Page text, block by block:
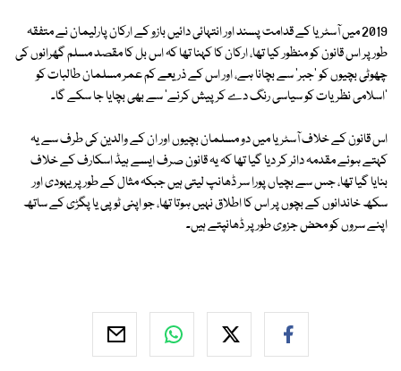
2019 میں آسٹریا کے قدامت پسند اور انتہائی دائیں بازو کے ارکان پارلیمان نے متفقہ
طور پر اس قانون کو منظور کیا تھا، ارکان کا کہنا تھا کہ اس بل کا مقصد مسلم گھرانوں کی
چھوٹی بچیوں کو 'جبر' سے بچانا ہے، اور اس کے ذریعے کم عمر مسلمان طالبات کو
'اسلامی نظریات کو سیاسی رنگ دے کر پیش کرنے' سے بھی بچایا جا سکے گا۔
اس قانون کے خلاف آسٹریا میں دو مسلمان بچیوں اور ان کے والدین کی طرف سے یہ
کہتے ہوئے مقدمہ دائر کر دیا گیا تھا کہ یہ قانون صرف ایسے ہیڈ اسکارف کے خلاف
بنایا گیا تھا، جس سے بچیاں پورا سر ڈھانپ لیتی ہیں جبکہ مثال کے طور پر یہودی اور
سکھ خاندانوں کے بچوں پر اس کا اطلاق نہیں ہوتا تھا، جو اپنی ٹوپی یا پگڑی کے ساتھ
اپنے سروں کو محض جزوی طور پر ڈھانپتے ہیں۔